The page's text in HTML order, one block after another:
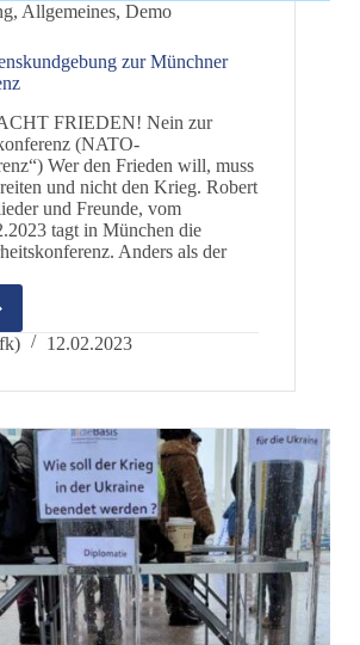
, Allgemeines, Demo
zur Münchner
FRIEDEN! Nein zur
(NATO-
Wer den Frieden will, muss
und nicht den Krieg. Robert
und Freunde, vom
tagt in München die
Anders als der
12.02.2023